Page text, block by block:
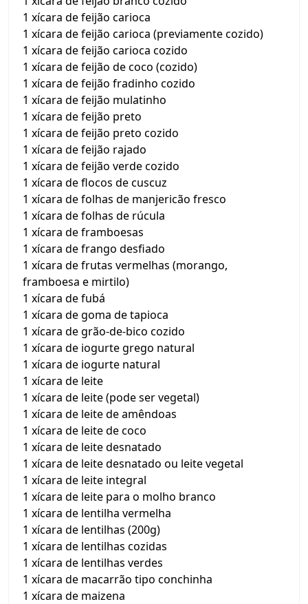
1 xícara de feijão carioca
1 xícara de feijão carioca (previamente cozido)
1 xícara de feijão carioca cozido
1 xícara de feijão de coco (cozido)
1 xícara de feijão fradinho cozido
1 xícara de feijão mulatinho
1 xícara de feijão preto
1 xícara de feijão preto cozido
1 xícara de feijão rajado
1 xícara de feijão verde cozido
1 xícara de flocos de cuscuz
1 xícara de folhas de manjericão fresco
1 xícara de folhas de rúcula
1 xícara de framboesas
1 xícara de frango desfiado
1 xícara de frutas vermelhas (morango,
framboesa e mirtilo)
1 xícara de fubá
1 xícara de goma de tapioca
1 xícara de grão-de-bico cozido
1 xícara de iogurte grego natural
1 xícara de iogurte natural
1 xícara de leite
1 xícara de leite (pode ser vegetal)
1 xícara de leite de amêndoas
1 xícara de leite de coco
1 xícara de leite desnatado
1 xícara de leite desnatado ou leite vegetal
1 xícara de leite integral
1 xícara de leite para o molho branco
1 xícara de lentilha vermelha
1 xícara de lentilhas (200g)
1 xícara de lentilhas cozidas
1 xícara de lentilhas verdes
1 xícara de macarrão tipo conchinha
1 xícara de maizena